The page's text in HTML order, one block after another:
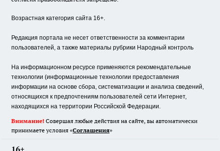
Возрастная категория сайта 16+.
Редакция портала не несет ответственности за комментарии
пользователей, а также материалы рубрики Народный контроль
На информационном ресурсе применяются рекомендательные
технологии (информационные технологии предоставления
информации на основе сбора, систематизации и анализа сведений,
относящихся к предпочтениям пользователей сети Интернет,
находящихся на территории Российской Федерации.
Внимание! Совершая любые действия на сайте, вы автоматически
принимаете условия «Cоглашения»